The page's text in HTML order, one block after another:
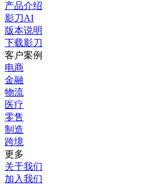
产品介绍
影刀AI
版本说明
下载影刀
客户案例
电商
金融
物流
医疗
零售
制造
跨境
更多
关于我们
加入我们